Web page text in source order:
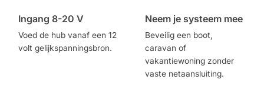
Ingang 8-20 V
Voed de hub vanaf een 12
volt gelijkspanningsbron.
Neem je systeem mee
Beveilig een boot,
caravan of
vakantiewoning zonder
vaste netaansluiting.